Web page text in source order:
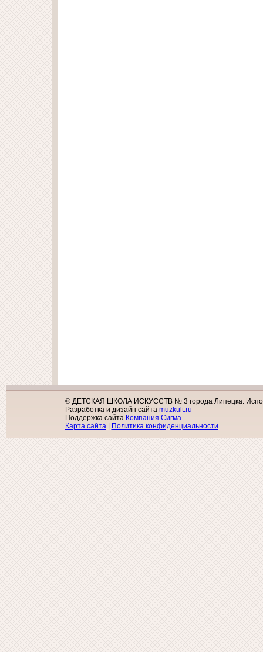
© ДЕТСКАЯ ШКОЛА ИСКУССТВ № 3 города Липецка.
Разработка и дизайн сайта muzkult.ru
Поддержка сайта Компания Сигма
Карта сайта | Политика конфиденциальности